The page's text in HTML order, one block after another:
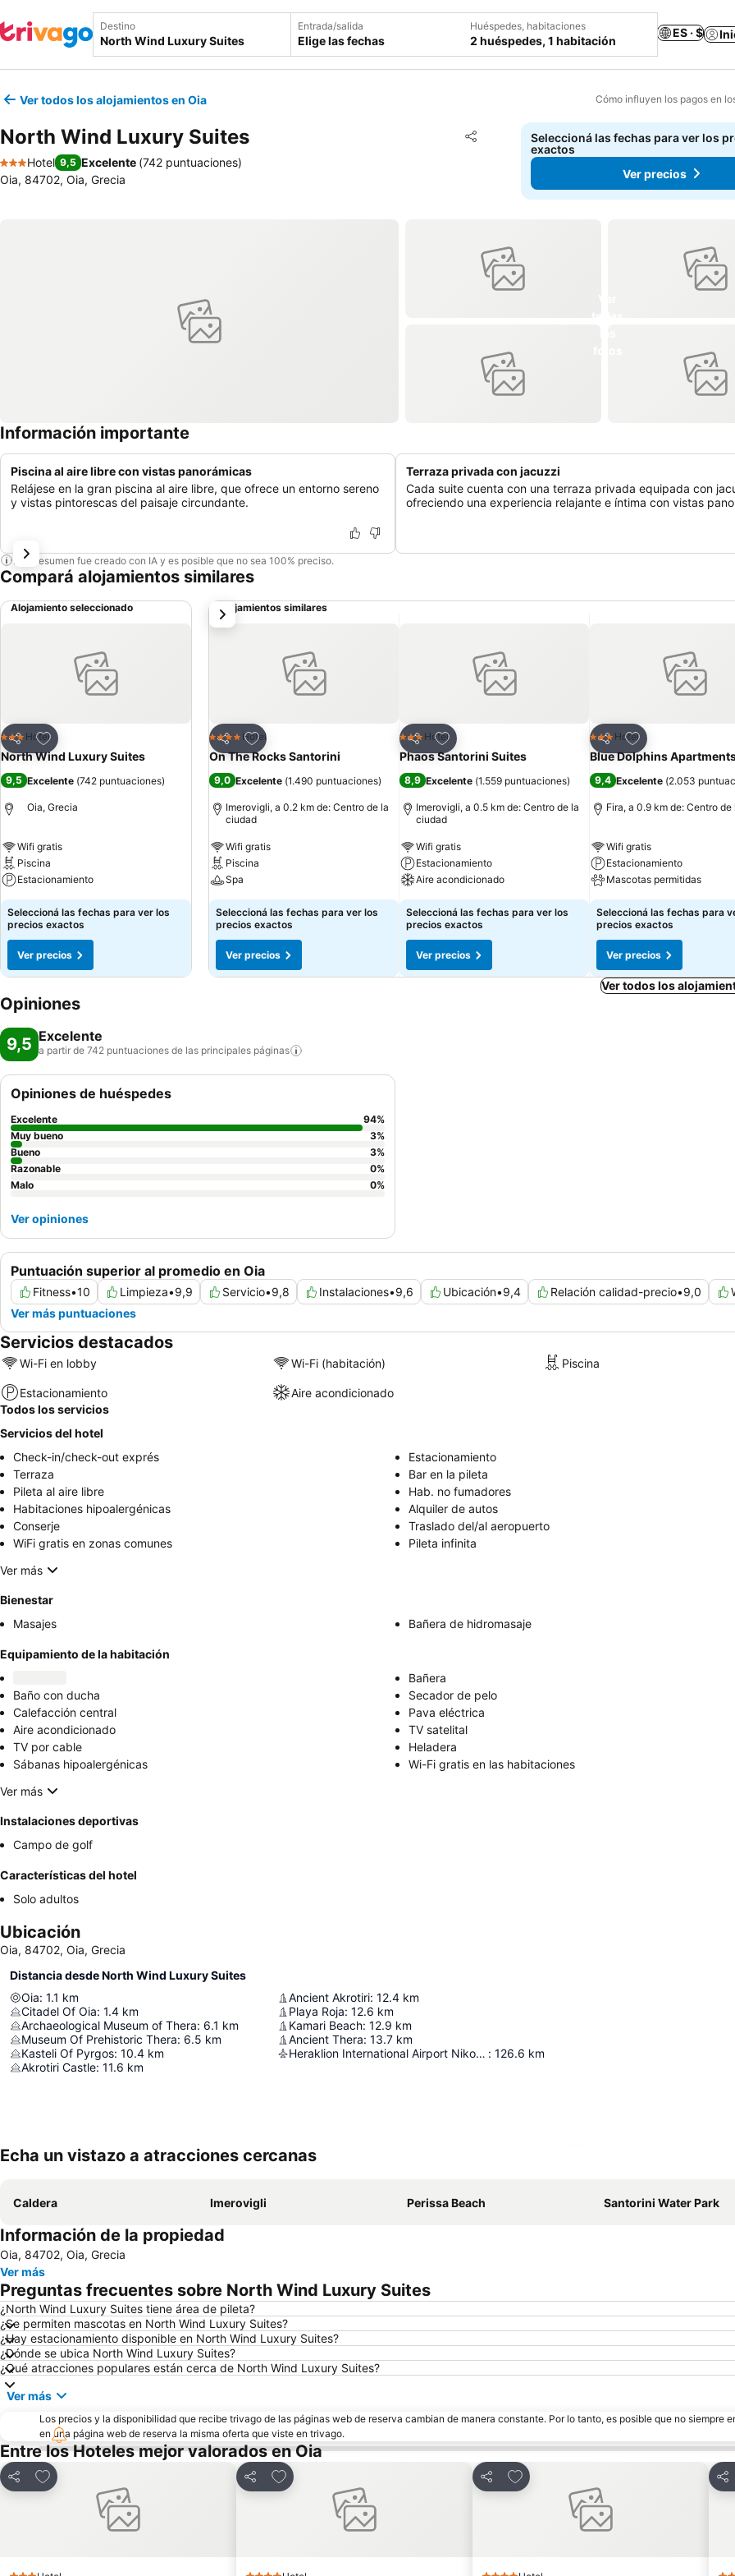
Destino Entrada/salida
Elige las fechas
Huéspedes, habitaciones
2 huéspedes, 1 habitación
ES · $
Ver todos los alojamientos en Oia Cómo influyen los pagos en
North Wind Luxury Suites Compartir
Añadir a favoritos
3 Estrellas
Hotel 9,5 Excelente (742 puntuaciones)
Oia, 84702, Oia, Grecia
Seleccioná las fechas para ver los
exactos
Ver precios
Información importante
Piscina al aire libre con vistas panorámicas
Relájese en la gran piscina al aire libre, que ofrece un entorno sereno
y vistas pintorescas del paisaje circundante.
Terraza privada con jacuzzi
Cada suite cuenta con una terraza privada equipada con
ofreciendo una experiencia relajante e íntima con vistas
Este resumen fue creado con IA y es posible que no sea 100% preciso.
Compará alojamientos similares
Alojamiento seleccionado
Compartir
Añadir a favoritos
3 Estrellas
Hotel
North Wind Luxury Suites
9,5 Excelente (742 puntuaciones)
Oia, Grecia
Wifi gratis
Piscina
Estacionamiento
Seleccioná las fechas para ver los
precios exactos
Ver precios
Alojamientos similares
Compartir
Añadir a favoritos
4 EstrellasHotel
On The Rocks Santorini
9,0 Excelente (1.490 puntuaciones)
Imerovigli, a 0.2 km de: Centro de la
ciudad
Wifi gratis
Piscina
Spa
Seleccioná las fechas para ver los
precios exactos
Ver precios
Compartir
Añadir a favoritos
3 Estrellas
Hotel
Phaos Santorini Suites
8,9 Excelente (1.559 puntuaciones)
Imerovigli, a 0.5 km de: Centro de la
ciudad
Wifi gratis
Estacionamiento
Aire acondicionado
Seleccioná las fechas para ver los
precios exactos
Ver precios
Compartir
Añadir a favoritos
3 Estrellas
Hotel
Blue Dolphins
9,4 Excelente (2.053
Fira, a 0.9 km de: Centro
Wifi gratis
Estacionamiento
Mascotas permitidas
Seleccioná las fechas para
precios exactos
Ver precios
siguiente
Ver todos los
Opiniones
9,5 Excelente
a partir de 742 puntuaciones de las principales páginas
Puntuación superior al promedio en Oia
Fitness•10 Limpieza•9,9 Servicio•9,8 Instalaciones•9,6 Ubicación•9,4 Relación calidad-precio•9,0
Ver más puntuaciones
Opiniones de huéspedes
Excelente 94%
Muy bueno
3%
Bueno
3%
Razonable
0%
Malo
0%
Ver opiniones
Servicios destacados
Wi-Fi en lobby Wi-Fi (habitación) Piscina
Estacionamiento
Aire acondicionado
Todos los servicios
Servicios del hotel
Check-in/check-out exprés
Estacionamiento
Terraza
Bar en la pileta
Pileta al aire libre
Hab. no fumadores
Habitaciones hipoalergénicas
Alquiler de autos
Conserje
Traslado del/al aeropuerto
WiFi gratis en zonas comunes
Pileta infinita
Ver más
Bienestar
Masajes
Bañera de hidromasaje
Equipamiento de la habitación
Bañera
Baño con ducha
Secador de pelo
Calefacción central
Pava eléctrica
Aire acondicionado
TV satelital
TV por cable
Heladera
Sábanas hipoalergénicas
Wi-Fi gratis en las habitaciones
Ver más
Instalaciones deportivas
Campo de golf
Características del hotel
Solo adultos
Ubicación
Oia, 84702, Oia, Grecia
Distancia desde North Wind Luxury Suites
Oia: 1.1 km
Citadel Of Oia: 1.4 km
Archaeological Museum of Thera: 6.1 km
Museum Of Prehistoric Thera: 6.5 km
Kasteli Of Pyrgos: 10.4 km
Akrotiri Castle: 11.6 km
Ancient Akrotiri: 12.4 km
Playa Roja: 12.6 km
Kamari Beach: 12.9 km
Ancient Thera: 13.7 km
Heraklion International Airport Nikos Kazantzakis : 126.6 km
Echa un vistazo a atracciones cercanas
Caldera Imerovigli Perissa Beach Santorini Water Park
Información de la propiedad
Oia, 84702, Oia, Grecia
Ver más
Preguntas frecuentes sobre North Wind Luxury Suites
¿North Wind Luxury Suites tiene área de pileta?
¿Se permiten mascotas en North Wind Luxury Suites?
¿Hay estacionamiento disponible en North Wind Luxury Suites?
¿Dónde se ubica North Wind Luxury Suites?
¿Qué atracciones populares están cerca de North Wind Luxury Suites?
Ver más
Los precios y la disponibilidad que recibe trivago de las páginas web de reserva cambian de manera constante. Por lo tanto, es posible que no siempre
en una página web de reserva la misma oferta que viste en trivago.
Entre los Hoteles mejor valorados en Oia
Compartir
Añadir a favoritos
Compartir
Añadir a favoritos
Compartir
Añadir a favoritos